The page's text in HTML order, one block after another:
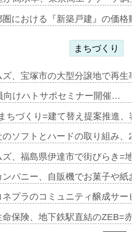
圏における『新築戸建』の価
まちづくり
ズ、宝塚市の大型分譲地で再
向けハトサポセミナー開催…
ちづくり=建て替え提案推進
のソフトとハードの取り組み
ズ、福島県伊達市で街びらき=
ンパニー、自販機でお菓子や
ネプラのコミュニティ醸成サ
命保険、地下鉄駅直結のZEB=